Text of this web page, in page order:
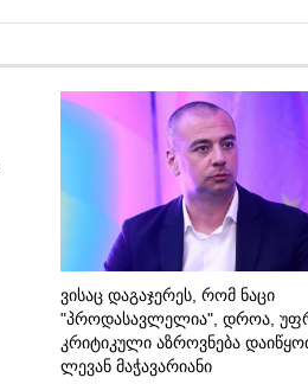
ᲕᲘᲡᲐᲪ ᲓᲐᲒᲐᲯᲔᲠᲔᲡ, ᲠᲝᲛ ᲜᲐᲪᲘ
"ᲞᲠᲝᲓᲐᲡᲐᲕᲚᲔᲚᲘᲐ", ᲓᲠᲝᲐ,
ᲙᲠᲘᲢᲘᲙᲣᲚᲘ ᲐᲖᲠᲝᲕᲜᲔᲑᲐ
ᲚᲔᲕᲐᲜ ᲛᲐᲭᲐᲕᲐᲠᲘᲐᲜᲘ